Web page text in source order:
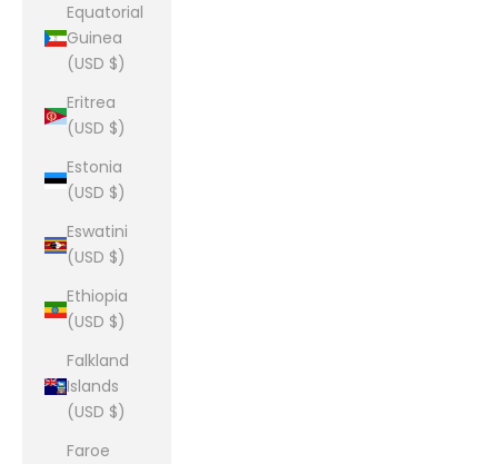
Equatorial
Guinea
(USD $)
Eritrea
(USD $)
Estonia
(USD $)
Eswatini
(USD $)
Ethiopia
(USD $)
Falkland
Islands
(USD $)
Faroe